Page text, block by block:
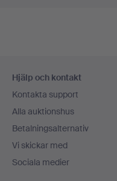
Hjälp och kontakt
Kontakta support
Alla auktionshus
Betalningsalternativ
Vi skickar med
Sociala medier